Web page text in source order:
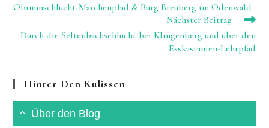
ansehen
Obrunnschlucht-Märchenpfad & Burg Breuberg im Odenwald
Nächster Beitrag
Durch die Seltenbachschlucht bei Klingenberg und über den
Esskastanien-Lehrpfad
Hinter Den Kulissen
Über den Blog